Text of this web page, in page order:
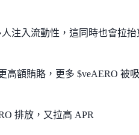
注入流動性，這同時也會拉抬
高額賄賂，更多 $veAERO 被
排放，又拉高 APR